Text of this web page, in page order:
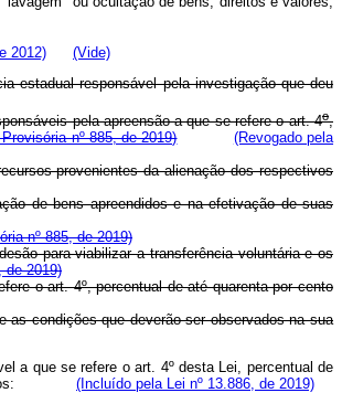
2012)
(Vide)
estadual responsável pela investigação que deu
pela apreensão a que se refere o art. 4o,
nº 885, de 2019)
(Revogado pela
provenientes da alienação dos respectivos
de bens apreendidos e na efetivação de suas
nº 885, de 2019)
para viabilizar a transferência voluntária e os
de 2019)
o art. 4º, percentual de até quarenta por cento
condições que deverão ser observados na sua
a que se refere o art. 4º desta Lei, percentual de
órgãos: (Incluído pela Lei nº 13.886, de 2019)